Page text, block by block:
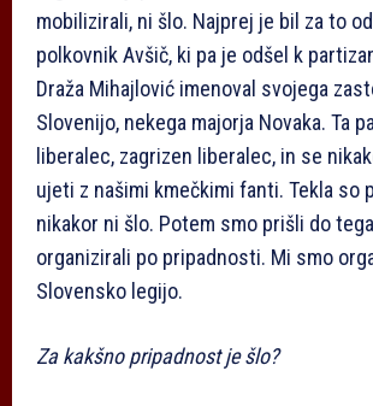
mobilizirali, ni šlo. Najprej je bil za to
polkovnik Avšič, ki pa je odšel k
Draža Mihajlović imenoval svojega
Slovenijo, nekega majorja Novaka. Ta
liberalec, zagrizen liberalec, in se
ujeti z našimi kmečkimi fanti. Tekla so
nikakor ni šlo. Potem smo prišli do
organizirali po pripadnosti. Mi smo
Slovensko legijo.
Za kakšno pripadnost je šlo?